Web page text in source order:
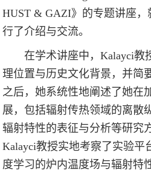
HUST & GAZI》的专题讲座
行了介绍与交流。
在学术讲座中，Kalayci教
理位置与历史文化背景，并简
之后，她系统性地阐述了她在
展，包括辐射传热领域的离散
辐射特性的表征与分析等研究
Kalayci教授实地考察了实验平
度学习的炉内温度场与辐射特